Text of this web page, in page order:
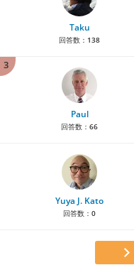
Taku
回答数： 138
3
Paul
回答数： 66
Yuya J. Kato
回答数： 0